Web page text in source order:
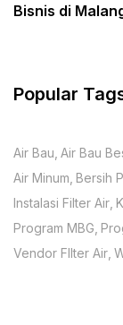
Bisnis di
Popular
Air Bau Air Bau
Air Minum Bersih
Instalasi Filter Air
Program MBG
Vendor FIlter Air